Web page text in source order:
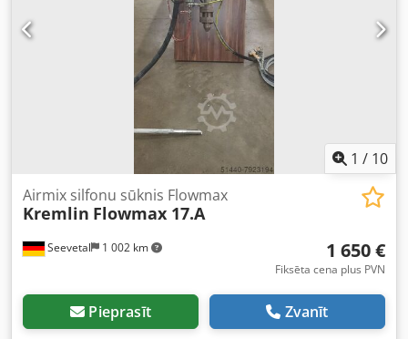
1 / 10
Seevetal 1 002 km
Airmix silfonu sūknis Flowmax
Kremlin Flowmax 17.A
1 650 €
Fiksēta cena plus PVN
Pieprasīt Zvanīt